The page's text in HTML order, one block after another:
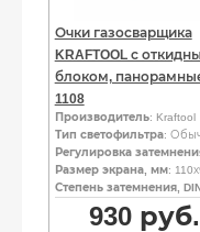
Очки газосварщика
KRAFTOOL с
блоком,
1108
Производитель: Kraftool
Тип светофильтра:
Регулировка
Размер экрана, мм:
Степень затемнения,
930 руб.